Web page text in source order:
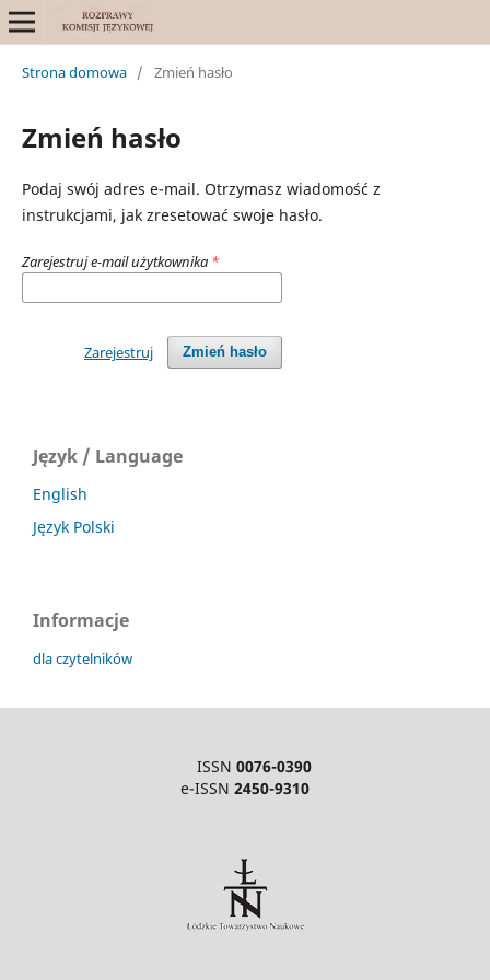
Strona domowa / Zmień hasło
Zmień hasło
Podaj swój adres e-mail. Otrzymasz wiadomość z
instrukcjami, jak zresetować swoje hasło.
Zarejestruj e-mail użytkownika *
Zmień hasło
Zarejestruj
Język / Language
English
Język Polski
Informacje
dla czytelników
ISSN 0076-0390
e-ISSN 2450-9310